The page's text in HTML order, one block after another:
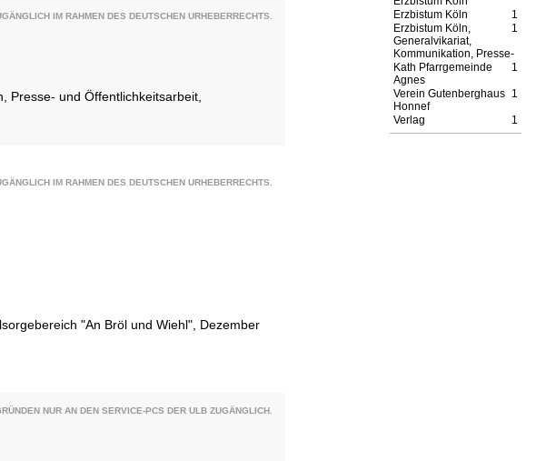
1
Erzbistum Köln
1
Erzbistum Köln,
Generalvikariat,
Kommunikation, Presse-
1
Kath Pfarrgemeinde
Agnes
1
Verein Gutenberghaus
Honnef
1
Verlag
IM RAHMEN DES DEUTSCHEN URHEBERRECHTS.
Presse- und Öffentlichkeitsarbeit,
IM RAHMEN DES DEUTSCHEN URHEBERRECHTS.
"An Bröl und Wiehl", Dezember
NUR AN DEN SERVICE-PCS DER ULB ZUGÄNGLICH.